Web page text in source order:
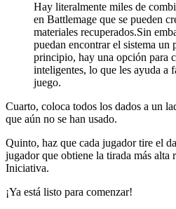
Hay literalmente miles de
en Battlemage que se pueden
materiales recuperados.Sin
puedan encontrar el sistema un
principio, hay una opción para
inteligentes, lo que les ayuda a
juego.
Cuarto, coloca todos los dados a un
que aún no se han usado.
Quinto, haz que cada jugador tire el
jugador que obtiene la tirada más alta
Iniciativa.
¡Ya está listo para comenzar!